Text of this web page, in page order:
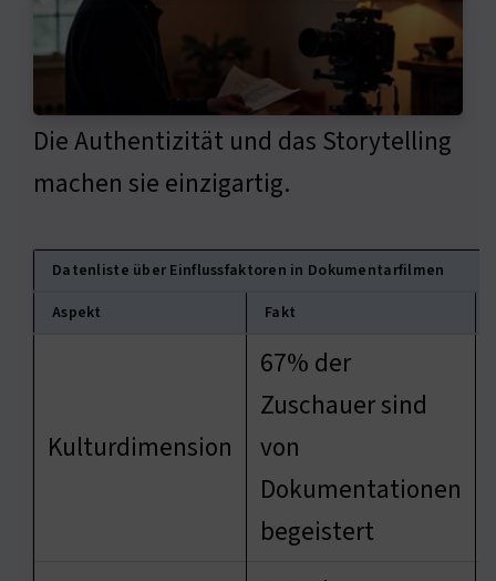
Die Authentizität und das Storytelling
machen sie einzigartig.
Datenliste über Einflussfaktoren in Dokumentarfilmen
Aspekt
Fakt
Kulturdimension
67% der
Zuschauer sind
von
Dokumentationen
begeistert